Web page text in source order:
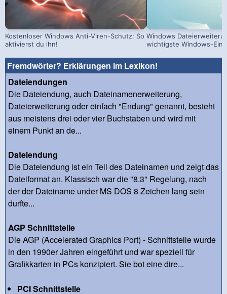
Kostenloser Windows Anti-Viren-Schutz: So
aktivierst du ihn!
Windows
wichtigste Windows-
Fremdwörter? Erklärungen im Lexikon!
Dateiendungen
Die Dateiendung, auch Dateinamenerweiterung,
Dateierweiterung oder einfach "Endung" genannt, besteht
aus meistens drei oder vier Buchstaben und wird mit
einem Punkt an de...
Dateiendung
Die Dateiendung ist ein Teil des Dateinamen und zeigt das
Dateiformat an. Klassisch war die "8.3" Regelung, nach
der der Dateiname under MS DOS 8 Zeichen lang sein
durfte...
AGP Schnittstelle
Die AGP (Accelerated Graphics Port) - Schnittstelle wurde
in den 1990er Jahren eingeführt und war speziell für
Grafikkarten in PCs konzipiert. Sie bot eine dire...
PCI Schnittstelle